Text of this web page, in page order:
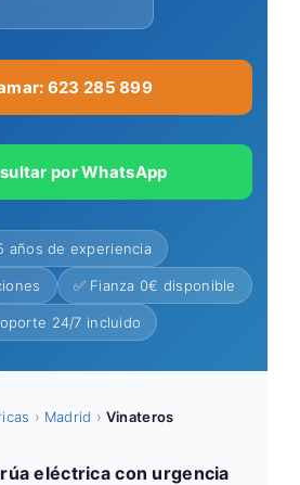
623 285 899
por WhatsApp
años de experiencia
✅ Fianza 0€ disponible
24/7 incluido
› Madrid › Vinateros
eléctrica con urgencia